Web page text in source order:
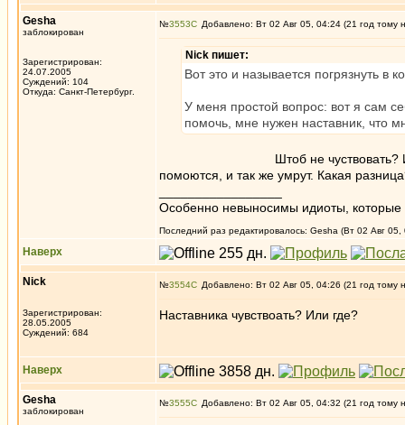
Gesha
заблокирован
Зарегистрирован:
24.07.2005
Суждений: 104
Откуда: Санкт-Петербург.
№3553 Добавлено: Вт 02 Авг 05, 04:24 (21 год тому
Nick пишет:
Вот это и называется погрязнуть в
У меня простой вопрос: вот я сам
помочь, мне нужен наставник, что
Штоб не чуствовать? Или стать
помоются, и так же умрут. Какая
Особенно невыносимы идиоты, которые
Последний раз редактировалось: Gesha (Вт 02 Авг 05,
Наверх
Nick
Зарегистрирован:
28.05.2005
Суждений: 684
№3554 Добавлено: Вт 02 Авг 05, 04:26 (21 год тому
Наставника чувствоать? Или где?
Наверх
Gesha
заблокирован
№3555 Добавлено: Вт 02 Авг 05, 04:32 (21 год тому